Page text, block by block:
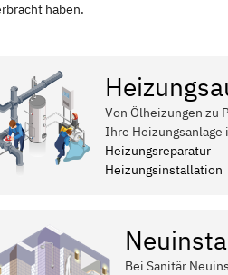
haben.
Von Ölheizungen zu
Ihre Heizungsanlage
Heizungsreparatur
Heizungsinstallation
Bei Sanitär